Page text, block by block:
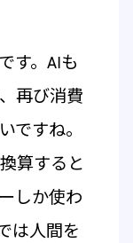
す。AIも
再び消費
ですね。
算すると
しか使わ
は人間を